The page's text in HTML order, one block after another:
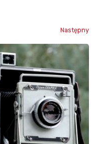
Następny